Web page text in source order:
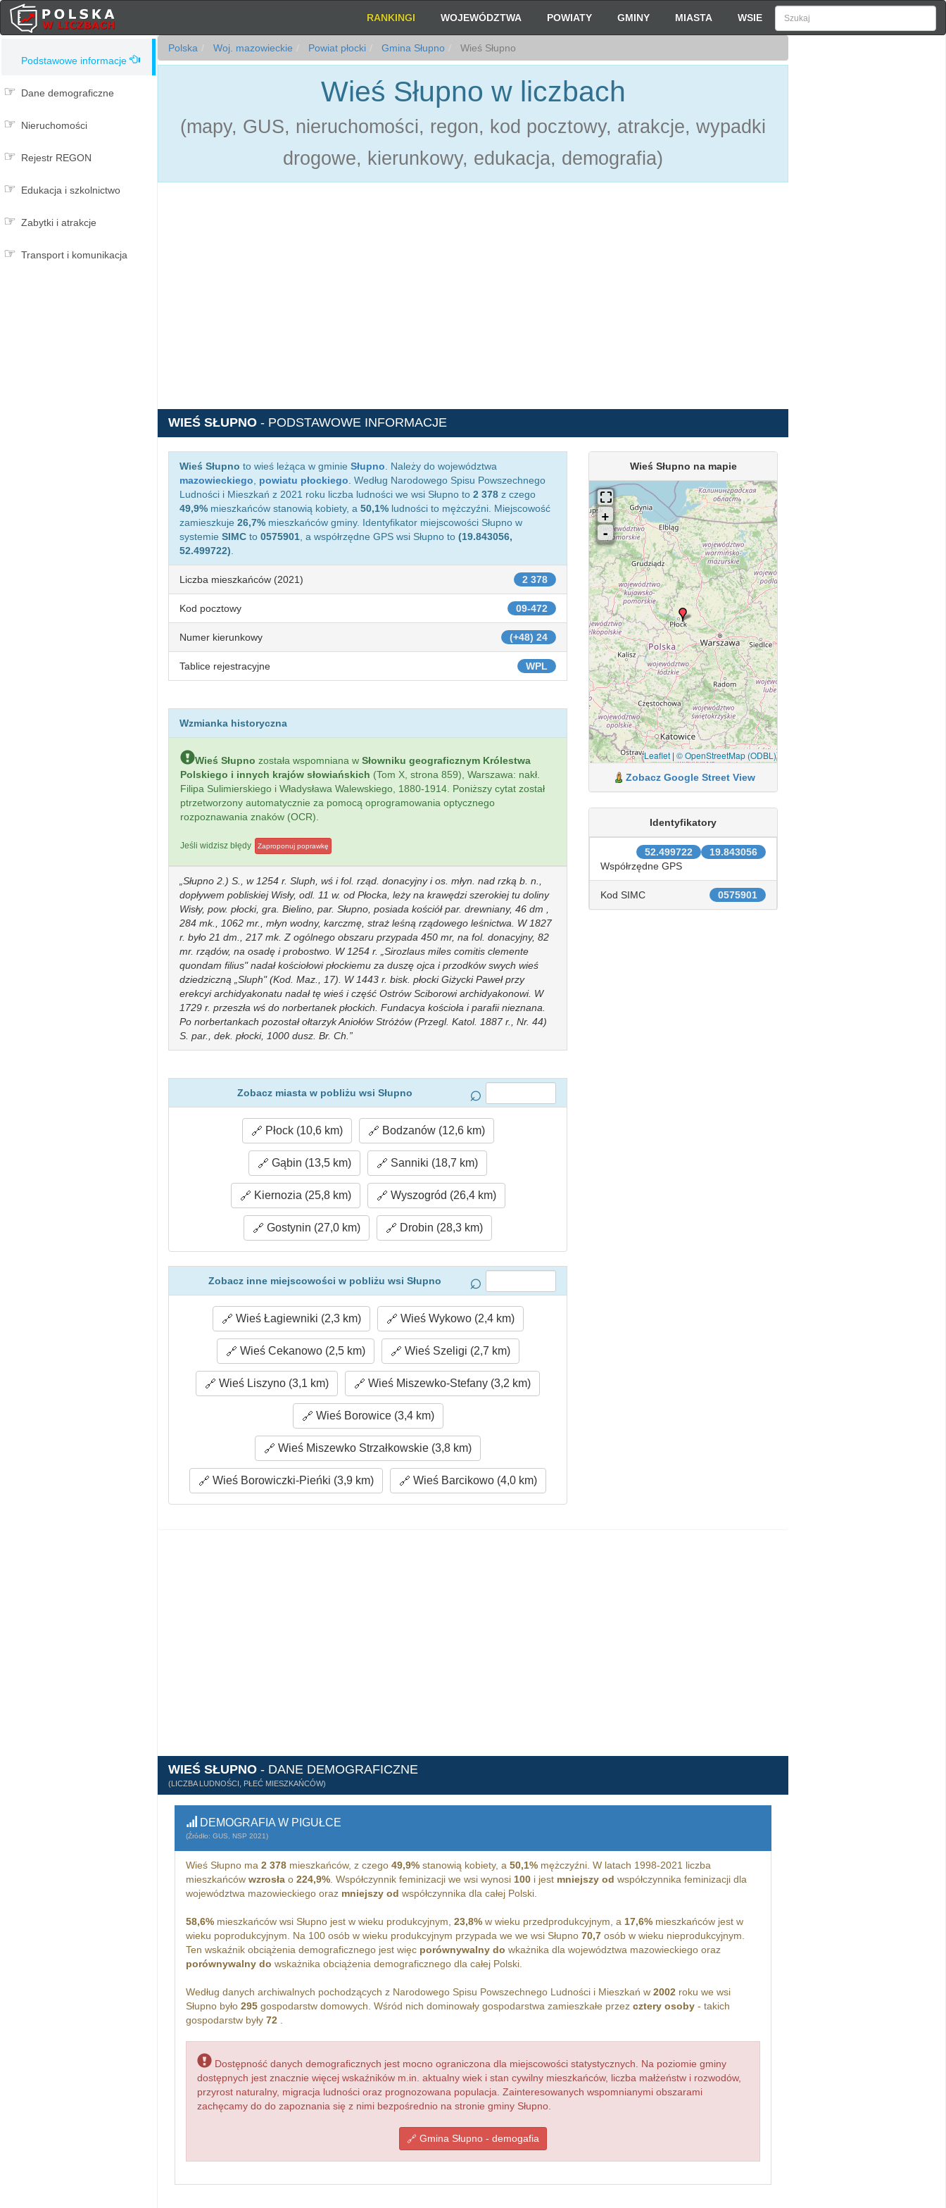
RANKINGI WOJEWÓDZTWA POWIATY GMINY MIASTA WSIE
Podstawowe informacje
Dane demograficzne
Nieruchomości
Rejestr REGON
Edukacja i szkolnictwo
Zabytki i atrakcje
Transport i komunikacja
Polska Woj. mazowieckie Powiat płocki Gmina Słupno Wieś Słupno
Wieś Słupno w liczbach
(mapy, GUS, nieruchomości, regon, kod pocztowy, atrakcje, wypadki
drogowe, kierunkowy, edukacja, demografia)
WIEŚ SŁUPNO - PODSTAWOWE INFORMACJE
Wieś Słupno to wieś leżąca w gminie Słupno . Należy do województwa
mazowieckiego
powiatu płockiego . Według Narodowego Spisu Powszechnego
Ludności i Mieszkań z 2021 roku liczba ludności we wsi Słupno to 2 378 z czego
49,9% mieszkańców stanowią kobiety, a 50,1% ludności to mężczyźni. Miejscowość
zamieszkuje 26,7% mieszkańców gminy. Identyfikator miejscowości Słupno w
systemie SIMC to 0575901 , a współrzędne GPS wsi Słupno to (19.843056,
52.499722)
2 378
Liczba mieszkańców (2021)
09-472
Kod pocztowy
(+48) 24
Numer kierunkowy
WPL
Tablice rejestracyjne
Wzmianka historyczna
Wieś Słupno została wspomniana w Słowniku geograficznym Królestwa
Polskiego i innych krajów słowiańskich (Tom X, strona 859), Warszawa: nakł.
Filipa Sulimierskiego i Władysława Walewskiego, 1880-1914. Poniższy cytat został
ptrzetworzony automatycznie za pomocą oprogramowania optycznego
rozpoznawania znaków (OCR).
Jeśli widzisz błędy Zaproponuj poprawkę
Słupno 2.) S., w 1254 r. Sluph, wś i fol. rząd. donacyjny i os. młyn. nad rzką b. n.,
dopływem pobliskiej Wisły, odl. 11 w. od Płocka, leży na krawędzi szerokiej tu doliny
Wisły, pow. płocki, gra. Bielino, par. Słupno, posiada kościół par. drewniany, 46 dm ,
284 mk., 1062 mr., młyn wodny, karczmę, straż leśną rządowego leśnictwa. W 1827
r. było 21 dm., 217 mk. Z ogólnego obszaru przypada 450 mr, na fol. donacyjny, 82
mr. rządów, na osadę i probostwo. W 1254 r. „Sirozlaus miles comitis clemente
quondam filius" nadał kościołowi płockiemu za duszę ojca i przodków swych wieś
dziedziczną „Sluph" (Kod. Maz., 17). W 1443 r. bisk. płocki Giżycki Paweł przy
erekcyi archidyakonatu nadał tę wieś i część Ostrów Sciborowi archidyakonowi. W
1729 r. przeszła wś do norbertanek płockich. Fundacya kościoła i parafii nieznana.
Po norbertankach pozostał ołtarzyk Aniołów Stróżów (Przegl. Katol. 1887 r., Nr. 44)
S. par., dek. płocki, 1000 dusz. Br. Ch.
Zobacz miasta w pobliżu wsi Słupno
Płock (10,6 km) Bodzanów (12,6 km)
Gąbin (13,5 km) Sanniki (18,7 km)
Kiernozia (25,8 km) Wyszogród (26,4 km)
Gostynin (27,0 km) Drobin (28,3 km)
Zobacz inne miejscowości w pobliżu wsi Słupno
Wieś Łagiewniki (2,3 km) Wieś Wykowo (2,4 km)
Wieś Cekanowo (2,5 km) Wieś Szeligi (2,7 km)
Wieś Liszyno (3,1 km) Wieś Miszewko-Stefany (3,2 km)
Wieś Borowice (3,4 km)
Wieś Miszewko Strzałkowskie (3,8 km)
Wieś Borowiczki-Pieńki (3,9 km) Wieś Barcikowo (4,0 km)
Wieś Słupno na mapie
Leaflet| © OpenStreetMap (ODBL)
Zobacz Google Street View
Identyfikatory
19.843056
52.499722
Współrzędne GPS
0575901
Kod SIMC
WIEŚ SŁUPNO - DANE DEMOGRAFICZNE
(LICZBA LUDNOŚCI, PŁEĆ MIESZKAŃCÓW)
DEMOGRAFIA W PIGUŁCE
(Źródło: GUS, NSP 2021)
Wieś Słupno ma 2 378mieszkańców, z czego 49,9%stanowią kobiety, a 50,1%mężczyźni. W latach 1998-2021 liczba
mieszkańców wzrosłao 224,9%. Współczynnik feminizacji we wsi wynosi 100i jest mniejszy od współczynnika feminizacji dla
województwa mazowieckiego oraz mniejszy od współczynnika dla całej Polski.
58,6%mieszkańców wsi Słupno jest w wieku produkcyjnym, 23,8%w wieku przedprodukcyjnym, a 17,6%mieszkańców jest w
wieku poprodukcyjnym. Na 100 osób w wieku produkcyjnym przypada we we wsi Słupno 70,7osób w wieku nieprodukcyjnym.
Ten wskaźnik obciążenia demograficznego jest więc porównywalny do wkażnika dla województwa mazowieckiego oraz
porównywalny do wskażnika obciążenia demograficznego dla całej Polski.
Według danych archiwalnych pochodzących z Narodowego Spisu Powszechnego Ludności i Mieszkań w 2002roku we wsi
Słupno było 295gospodarstw domowych. Wśród nich dominowały gospodarstwa zamieszkałe przez cztery osoby- takich
gospodarstw były 72.
Dostępność danych demograficznych jest mocno ograniczona dla miejscowości statystycznych. Na poziomie gminy
dostępnych jest znacznie więcej wskaźników m.in. aktualny wiek i stan cywilny mieszkańców, liczba małżeństw i rozwodów,
przyrost naturalny, migracja ludności oraz prognozowana populacja. Zainteresowanych wspomnianymi obszarami
zachęcamy do do zapoznania się z nimi bezpośrednio na stronie gminy Słupno.
Gmina Słupno - demogafia